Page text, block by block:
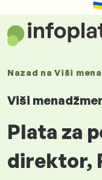
Nazad naViši
Viši
Plata za
direktor,